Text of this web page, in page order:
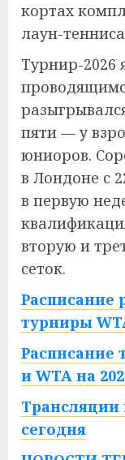
кортах
лаун-
Турнир-2026
пяти — у
юниоров.
в Лондоне с
в первую
вторую и
сеток.
Расписание
турниры
Расписание
и WTA на
Трансляции
сегодня